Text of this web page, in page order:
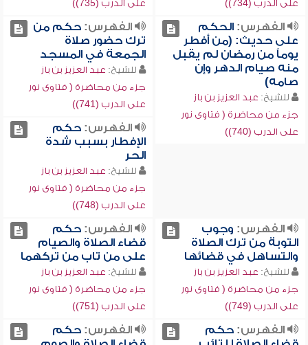
على الدرب (734))
على الدرب (735))
الفهرس:الحكم
على حديث: (من أفطر
يوماً من رمضان لم يقبل
منه صيام الدهر وإن
صامه)
للشيخ: عبد العزيز بن باز
جزء من محاضرة ( فتاوى نور
على الدرب (740))
الفهرس:حكم من
ترك حضور صلاة
الجمعة في المسجد
للشيخ: عبد العزيز بن باز
جزء من محاضرة ( فتاوى نور
على الدرب (741))
الفهرس:حكم
الإفطار بسبب شدة
الحر
للشيخ: عبد العزيز بن باز
جزء من محاضرة ( فتاوى نور
على الدرب (748))
الفهرس: وجوب
التوبة من ترك الصلاة
والتساهل في قضائها
للشيخ: عبد العزيز بن باز
جزء من محاضرة ( فتاوى نور
على الدرب (749))
الفهرس:حكم
قضاء الصلاة والصيام
على من تاب من تركهما
للشيخ: عبد العزيز بن باز
جزء من محاضرة ( فتاوى نور
على الدرب (751))
الفهرس:حكم
الفهرس:حكم